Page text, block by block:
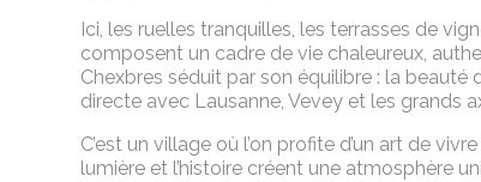
Ici, les ruelles tranquilles, les terrasses de
composent un cadre de vie chaleureux,
Chexbres séduit par son équilibre : la
directe avec Lausanne, Vevey et les grands
C’est un village où l’on profite d’un art de
lumière et l’histoire créent une atmosphère